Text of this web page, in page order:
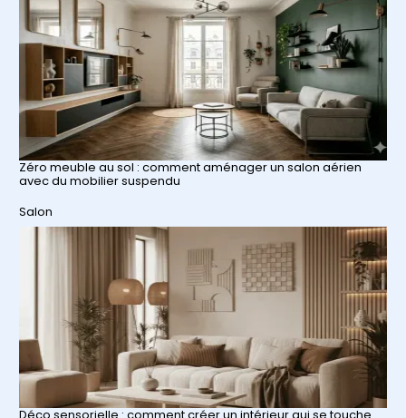
Zéro meuble au sol : comment aménager un salon aérien
avec du mobilier suspendu
Par rapport à
Salon